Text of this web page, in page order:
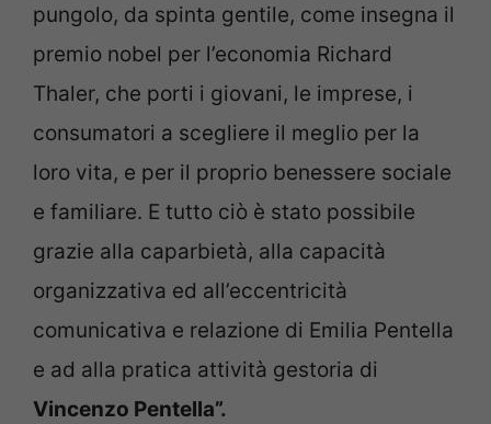
pungolo, da spinta gentile, come insegna il
premio nobel per l’economia Richard
Thaler, che porti i giovani, le imprese, i
consumatori a scegliere il meglio per la
loro vita, e per il proprio benessere sociale
e familiare. E tutto ciò è stato possibile
grazie alla caparbietà, alla capacità
organizzativa ed all’eccentricità
comunicativa e relazione di Emilia Pentella
e ad alla pratica attività gestoria di
Vincenzo Pentella”.